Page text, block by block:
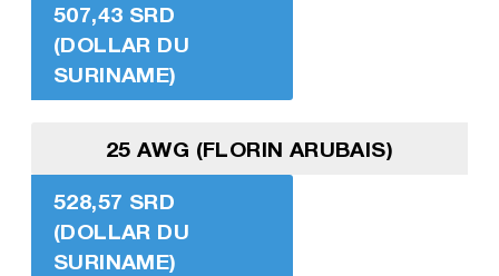
507,43 SRD
(DOLLAR DU
SURINAME)
25 AWG (FLORIN ARUBAIS)
528,57 SRD
(DOLLAR DU
SURINAME)